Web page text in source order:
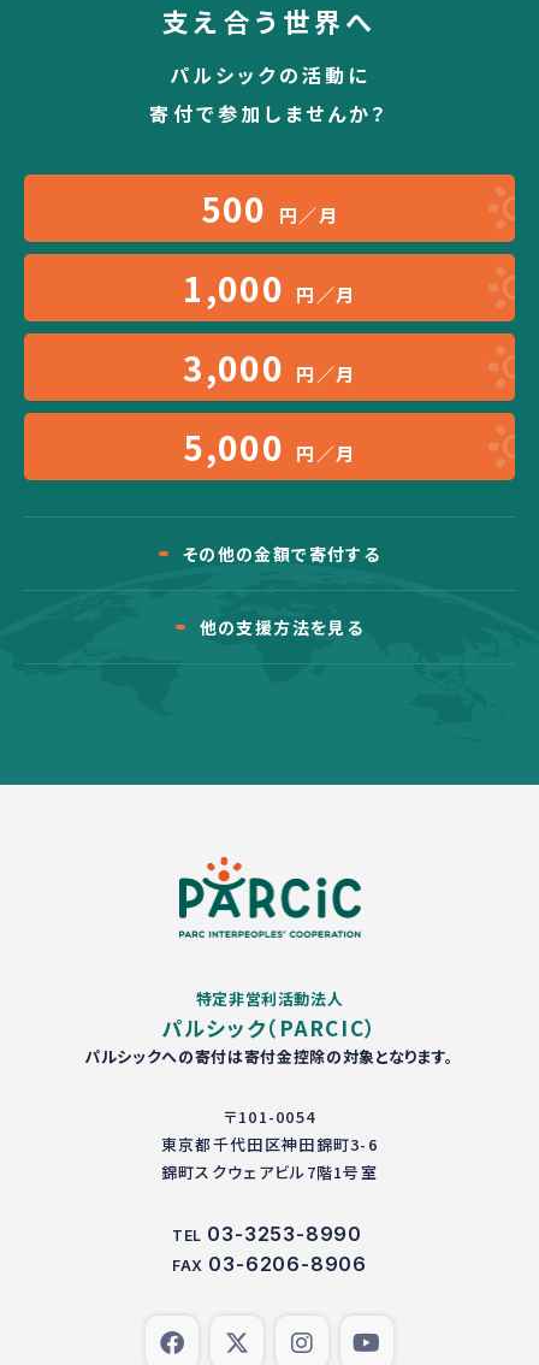
支え合う世界へ
パルシックの活動に
寄付で参加しませんか？
500 円／月
1,000 円／月
3,000 円／月
5,000 円／月
その他の金額で寄付する
他の支援方法を見る
特定非営利活動法人
パルシック（PARCIC）
パルシックへの寄付は寄付金控除の対象となります。
〒101-0054
東京都千代田区神田錦町3-6
錦町スクウェアビル7階1号室
TEL 03-3253-8990
FAX 03-6206-8906